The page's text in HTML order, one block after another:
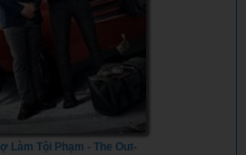
Làm Tội Phạm - The Out-